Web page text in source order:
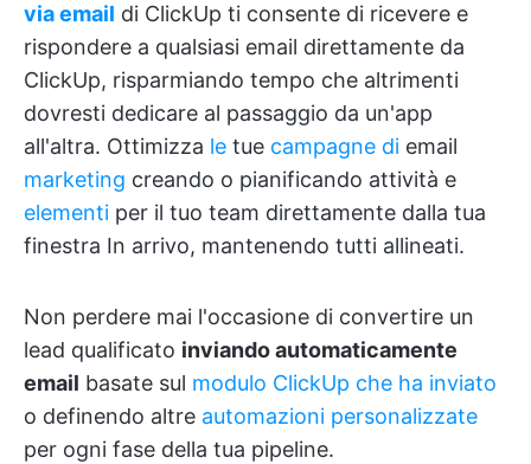
via email di ClickUp ti consente di ricevere e
rispondere a qualsiasi email direttamente da
ClickUp, risparmiando tempo che altrimenti
dovresti dedicare al passaggio da un'app
all'altra. Ottimizza le tue campagne di email
marketing creando o pianificando attività e
elementi per il tuo team direttamente dalla tua
finestra In arrivo, mantenendo tutti allineati.
Non perdere mai l'occasione di convertire un
lead qualificato inviando automaticamente
email basate sul modulo ClickUp che ha inviato
o definendo altre automazioni personalizzate
per ogni fase della tua pipeline.